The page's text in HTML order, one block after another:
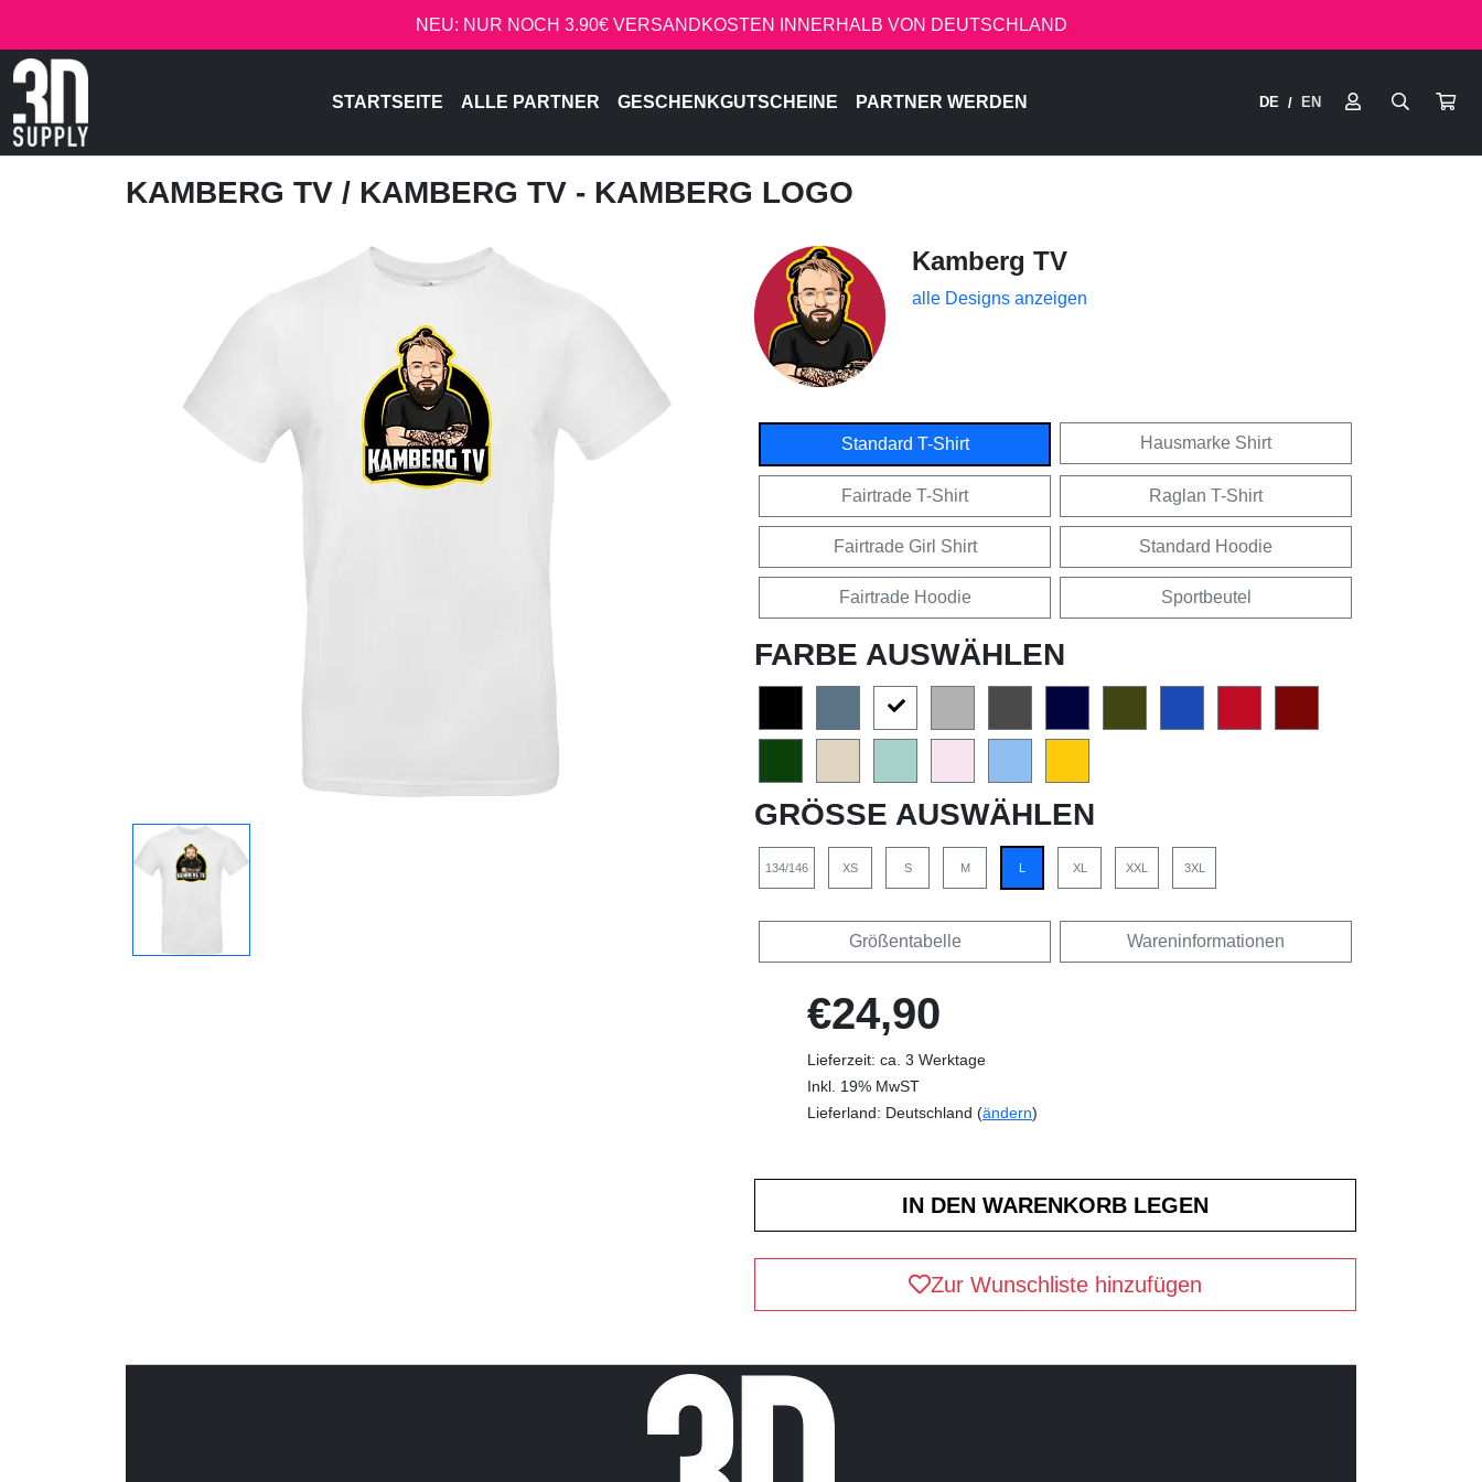
NEU: NUR NOCH 3.90€ VERSANDKOSTEN INNERHALB VON DEUTSCHLAND
STARTSEITE ALLE PARTNER GESCHENKGUTSCHEINE PARTNER WERDEN DE / EN
KAMBERG TV / KAMBERG TV - KAMBERG LOGO
Kamberg TV
alle Designs anzeigen
Standard T-Shirt Hausmarke Shirt
Fairtrade T-Shirt Raglan T-Shirt
Fairtrade Girl Shirt Standard Hoodie
Fairtrade Hoodie Sportbeutel
FARBE AUSWÄHLEN
GRÖSSE AUSWÄHLEN
134/146 XS S M L XL XXL 3XL
Größentabelle Wareninformationen
€24,90
Lieferzeit: ca. 3 Werktage
Inkl. 19% MwST
Lieferland: Deutschland (ändern)
Zur Wunschliste hinzufügen